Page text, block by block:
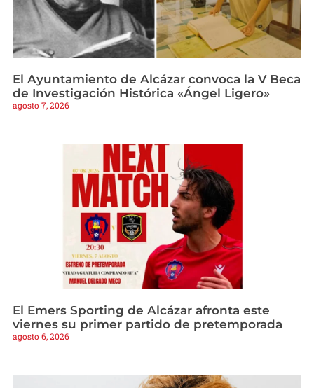
El Ayuntamiento de Alcázar convoca la V Beca
de Investigación Histórica «Ángel Ligero»
agosto 7, 2026
El Emers Sporting de Alcázar afronta este
viernes su primer partido de pretemporada
agosto 6, 2026